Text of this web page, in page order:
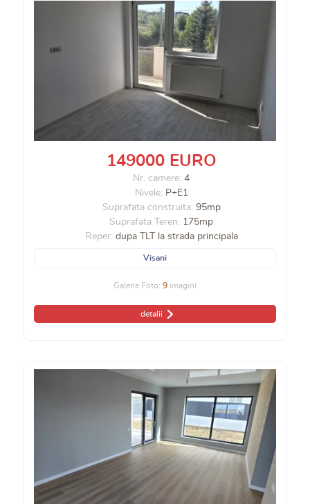
149000 EURO
Nr. camere: 4
Nivele: P+E1
Suprafata construita: 95mp
Suprafata Teren: 175mp
Reper: dupa TLT la strada principala
Visani
Galerie Foto: 9 imagini
detalii